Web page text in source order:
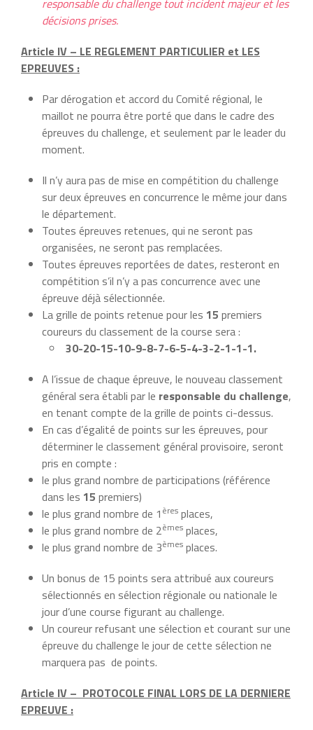
responsable du challenge tout incident majeur et les
décisions prises.
Article IV – LE REGLEMENT PARTICULIER et LES
EPREUVES :
Par dérogation et accord du Comité régional, le
maillot ne pourra être porté que dans le cadre des
épreuves du challenge, et seulement par le leader du
moment.
Il n’y aura pas de mise en compétition du challenge
sur deux épreuves en concurrence le même jour dans
le département.
Toutes épreuves retenues, qui ne seront pas
organisées, ne seront pas remplacées.
Toutes épreuves reportées de dates, resteront en
compétition s’il n’y a pas concurrence avec une
épreuve déjà sélectionnée.
La grille de points retenue pour les 15 premiers
coureurs du classement de la course sera :
30-20-15-10-9-8-7-6-5-4-3-2-1-1-1.
A l’issue de chaque épreuve, le nouveau classement
général sera établi par le responsable du challenge,
en tenant compte de la grille de points ci-dessus.
En cas d’égalité de points sur les épreuves, pour
déterminer le classement général provisoire, seront
pris en compte :
le plus grand nombre de participations (référence
dans les 15 premiers)
le plus grand nombre de 1 ères places,
le plus grand nombre de 2èmes places,
le plus grand nombre de 3èmes places.
Un bonus de 15 points sera attribué aux coureurs
sélectionnés en sélection régionale ou nationale le
jour d’une course figurant au challenge.
Un coureur refusant une sélection et courant sur une
épreuve du challenge le jour de cette sélection ne
marquera pas de points.
Article IV – PROTOCOLE FINAL LORS DE LA DERNIERE
EPREUVE :